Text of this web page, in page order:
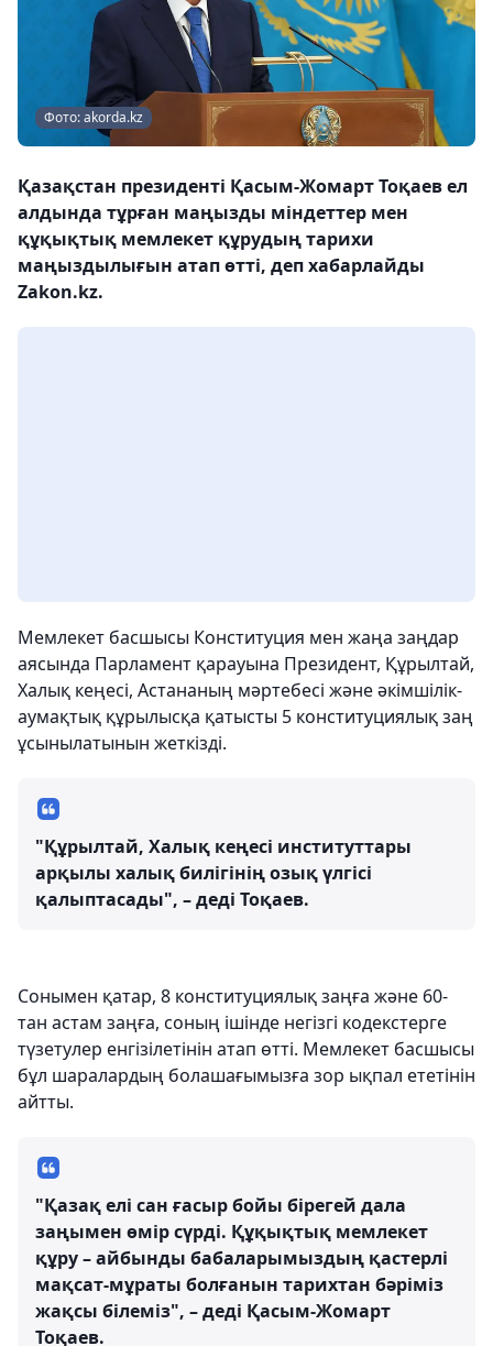
Фото: akorda.kz
Қазақстан президенті Қасым-Жомарт Тоқаев ел
алдында тұрған маңызды міндеттер мен
құқықтық мемлекет құрудың тарихи
маңыздылығын атап өтті, деп хабарлайды
Zakon.kz.
Мемлекет басшысы Конституция мен жаңа заңдар
аясында Парламент қарауына Президент, Құрылтай,
Халық кеңесі, Астананың мәртебесі және әкімшілік-
аумақтық құрылысқа қатысты 5 конституциялық заң
ұсынылатынын жеткізді.
"Құрылтай, Халық кеңесі институттары
арқылы халық билігінің озық үлгісі
қалыптасады", – деді Тоқаев.
Сонымен қатар, 8 конституциялық заңға және 60-
тан астам заңға, соның ішінде негізгі кодекстерге
түзетулер енгізілетінін атап өтті. Мемлекет басшысы
бұл шаралардың болашағымызға зор ықпал ететінін
айтты.
"Қазақ елі сан ғасыр бойы бірегей дала
заңымен өмір сүрді. Құқықтық мемлекет
құру – айбынды бабаларымыздың қастерлі
мақсат-мұраты болғанын тарихтан бәріміз
жақсы білеміз", – деді Қасым-Жомарт
Тоқаев.